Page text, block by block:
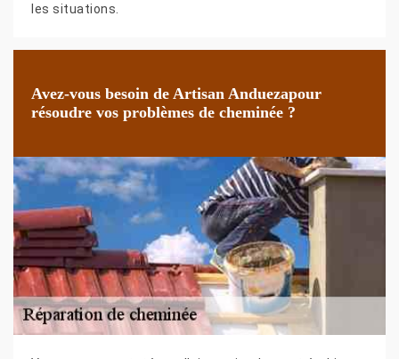
les situations.
Avez-vous besoin de Artisan Anduezapour
résoudre vos problèmes de cheminée ?